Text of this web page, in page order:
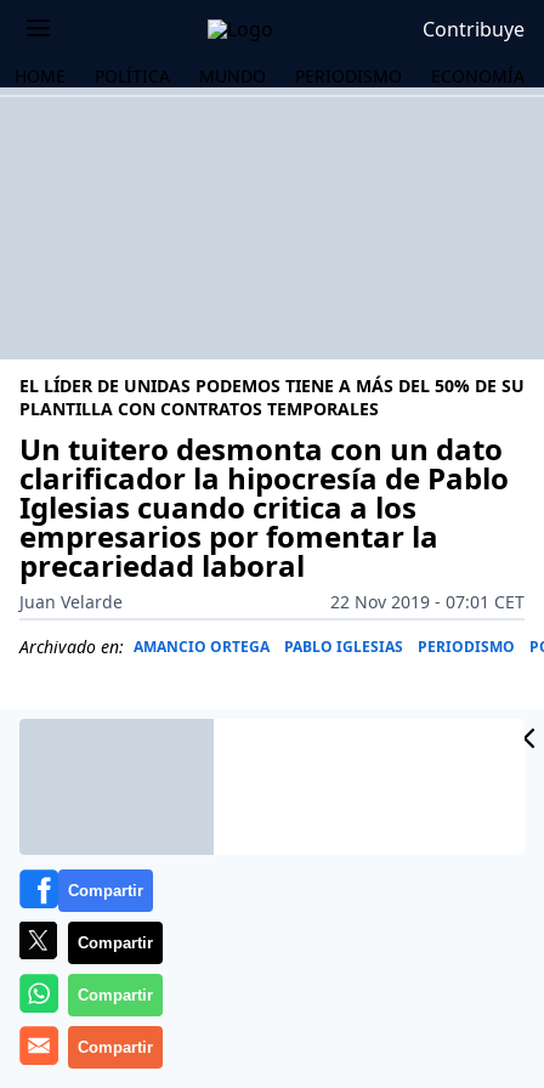
Contribuye
HOME POLÍTICA MUNDO PERIODISMO ECONOMÍA
EL LÍDER DE UNIDAS PODEMOS TIENE A MÁS DEL 50% DE SU
PLANTILLA CON CONTRATOS TEMPORALES
Un tuitero desmonta con un dato
clarificador la hipocresía de Pablo
Iglesias cuando critica a los
empresarios por fomentar la
precariedad laboral
Juan Velarde
22 Nov 2019 - 07:01 CET
Archivado en: AMANCIO ORTEGA PABLO IGLESIAS PERIODISMO
El paisano los tiene cuadrados y no ha tenido la menor
duda a la hora de poner a
Compartir
Compartir
Compartir
Compartir